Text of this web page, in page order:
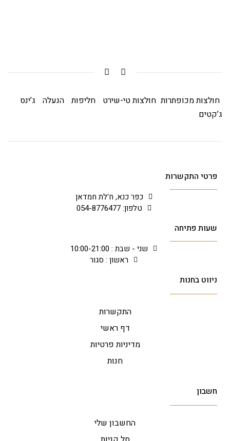
חולצות מכופתרות חולצות טי-שירט חליפות הנעלה
ג’ינס
ג’קטים
פרטי התקשרות
כפר כנא, ח'לת חמדאן
טלפון: 054-8776477
שעות פתיחה
שני - שבת : 10:00-21:00
ראשון : סגור
ניווט בחנות
התקשרות
דף ראשי
מדיניות פרטיות
חנות
חשבון
החשבון שלי